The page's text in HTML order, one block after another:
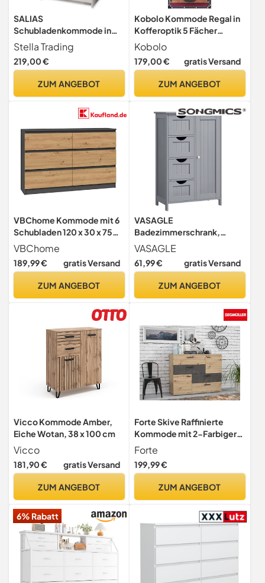
SALIAS
Schubladenkommode in
Weiß - Kommode mit
Schubladen und viel
Stauraum - 79 x 124 x 42 cm
Stella Trading
219,00 €
ZUM ANGEBOT
Kobolo Kommode Regal in
Kofferoptik 5 Fächer
42x30x94 cm Bunt
Kobolo
179,00 € gratis Versand
ZUM ANGEBOT
VBChome Kommode mit 6
Schubladen 120 x 30 x 75
cm Eiche Aritsan - Antrazit
Grifflose
Schubladenkommode
Schlafzimmer Wohnzimmer
Eiche Aritsan - Antrazit
VBChome
189,99 € gratis Versand
ZUM ANGEBOT
VASAGLE
Badezimmerschrank,
schmaler Badschrank,
Beistellschrank,
Kommode, mit 4
verstellbare Ablage, 30 x
VASAGLE
61,99 € gratis Versand
ZUM ANGEBOT
Vicco Kommode Amber,
Eiche Wotan, 38 x 100 cm
Vicco
181,90 € gratis Versand
ZUM ANGEBOT
Forte Skive Raffinierte
Kommode mit 2-Farbiger
Front, 2 Türen und 4
Schubladen,
Holzwerkstoff, Artisan
Dunkelgrau, 124.9 x 41.3 x
Forte
199,99 €
ZUM ANGEBOT
6% Rabatt